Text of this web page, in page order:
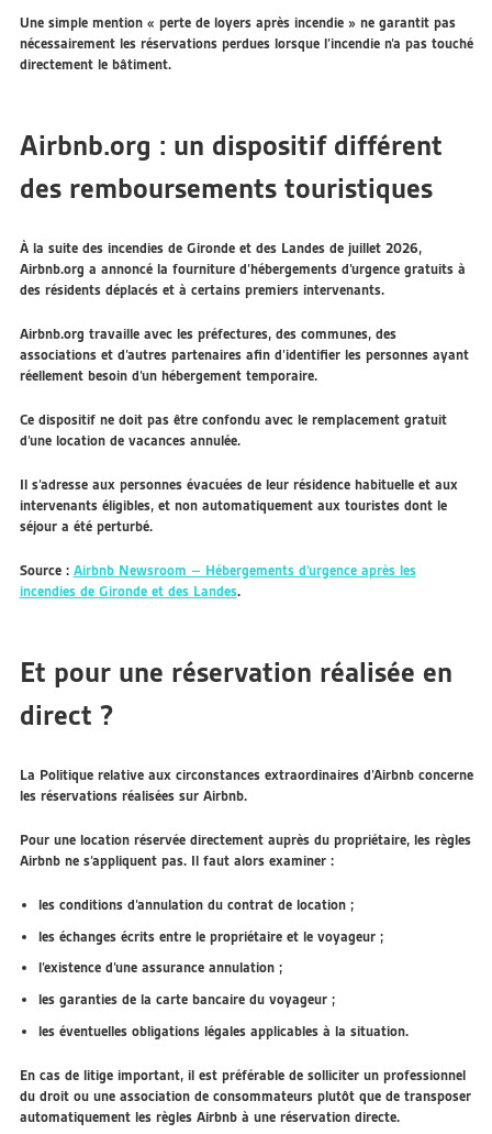
Une simple mention « perte de loyers après incendie » ne garantit pas
nécessairement les réservations perdues lorsque l’incendie n’a pas touché
directement le bâtiment.
Airbnb.org : un dispositif différent
des remboursements touristiques
À la suite des incendies de Gironde et des Landes de juillet 2026,
Airbnb.org a annoncé la fourniture d’hébergements d’urgence gratuits à
des résidents déplacés et à certains premiers intervenants.
Airbnb.org travaille avec les préfectures, des communes, des
associations et d’autres partenaires afin d’identifier les personnes ayant
réellement besoin d’un hébergement temporaire.
Ce dispositif ne doit pas être confondu avec le remplacement gratuit
d’une location de vacances annulée.
Il s’adresse aux personnes évacuées de leur résidence habituelle et aux
intervenants éligibles, et non automatiquement aux touristes dont le
séjour a été perturbé.
Source : Airbnb Newsroom – Hébergements d’urgence après les
incendies de Gironde et des Landes.
Et pour une réservation réalisée en
direct ?
La Politique relative aux circonstances extraordinaires d’Airbnb concerne
les réservations réalisées sur Airbnb.
Pour une location réservée directement auprès du propriétaire, les règles
Airbnb ne s’appliquent pas. Il faut alors examiner :
les conditions d’annulation du contrat de location ;
les échanges écrits entre le propriétaire et le voyageur ;
l’existence d’une assurance annulation ;
les garanties de la carte bancaire du voyageur ;
les éventuelles obligations légales applicables à la situation.
En cas de litige important, il est préférable de solliciter un professionnel
du droit ou une association de consommateurs plutôt que de transposer
automatiquement les règles Airbnb à une réservation directe.